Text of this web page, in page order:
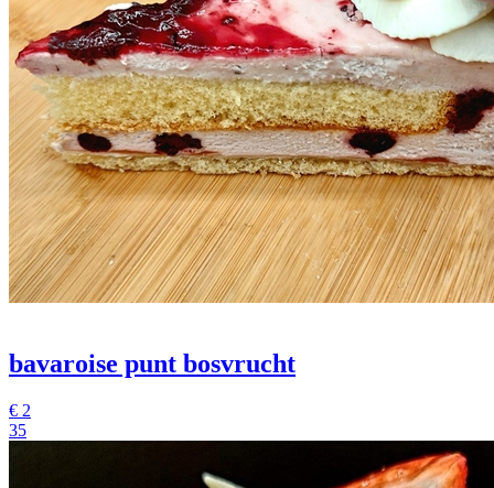
bavaroise punt bosvrucht
€ 2
35